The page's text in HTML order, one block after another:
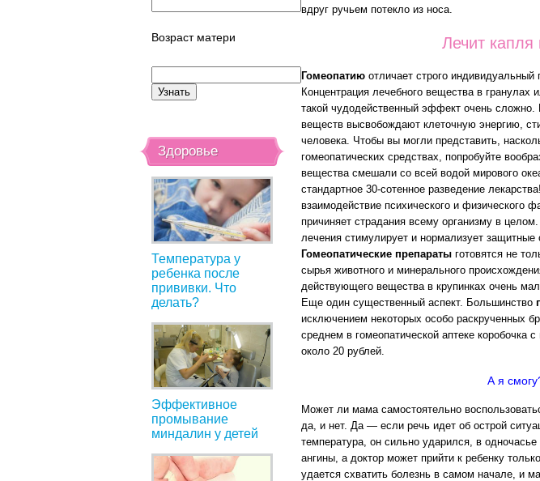
вдруг ручьем потекло из носа.
Лечит
Гомеопатиюотличает строго
Концентрация лечебного вещества в гранулах
такой чудодейственный эффект очень
веществ высвобождают клеточную энергию,
человека. Чтобы вы могли представить,
гомеопатических средствах, попробуйте
вещества смешали со всей водой мирового
стандартное 30-сотенное разведение
взаимодействие психического и физического
причиняет страдания всему организму в
лечения стимулирует и нормализует защитные
Гомеопатические препараты готовятся не
сырья животного и минерального
действующего вещества в крупинках очень
Еще один существенный аспект. Большинство
исключением некоторых особо раскрученных
среднем в гомеопатической аптеке коробочка
около 20 рублей.
А я
Может ли мама самостоятельно
да, и нет. Да — если речь идет об острой
температура, он сильно ударился, в
ангины, а доктор может прийти к ребенку
удается схватить болезнь в самом начале, и
Возраст матери
Здоровье
Температура у
ребенка после
прививки. Что
делать?
Эффективное
промывание
миндалин у детей